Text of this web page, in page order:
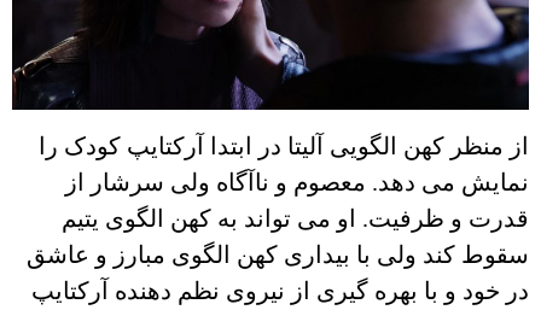
از منظر کهن الگویی آلیتا در ابتدا آرکتایپ کودک را
نمایش می دهد. معصوم و ناآگاه ولی سرشار از
قدرت و ظرفیت. او می تواند به کهن الگوی یتیم
سقوط کند ولی با بیداری کهن الگوی مبارز و عاشق
در خود و با بهره گیری از نیروی نظم دهنده آرکتایپ